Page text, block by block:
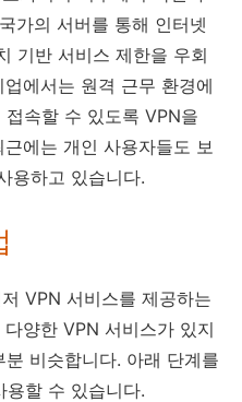
가의 서버를 통해 인터넷
기반 서비스 제한을 우회
에서는 원격 근무 환경에
속할 수 있도록 VPN을
에는 개인 사용자들도 보
용하고 있습니다.
VPN 서비스를 제공하는
양한 VPN 서비스가 있지
비슷합니다. 아래 단계를
용할 수 있습니다.